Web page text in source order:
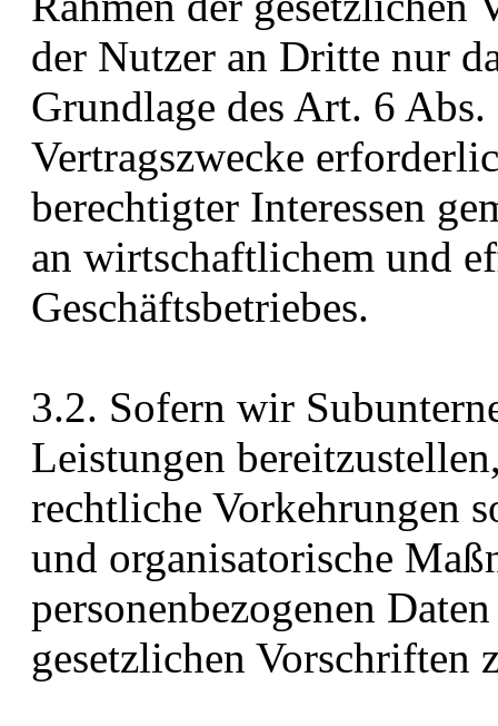
der Nutzer an Dritte nur
Grundlage des Art. 6
Vertragszwecke
berechtigter Interessen
an wirtschaftlichem und
Geschäftsbetriebes.
3.2. Sofern wir
Leistungen
rechtliche Vorkehrungen
und organisatorische
personenbezogenen
gesetzlichen Vorschriften